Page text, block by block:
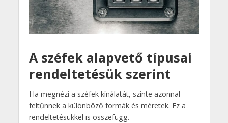
A széfek alapvető típusai
rendeltetésük szerint
Ha megnézi a széfek kínálatát, szinte azonnal
feltűnnek a különböző formák és méretek. Ez a
rendeltetésükkel is összefügg.